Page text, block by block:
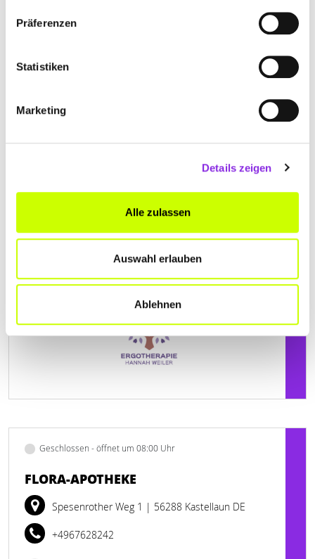
Präferenzen
Statistiken
Marketing
Details zeigen
Alle zulassen
Auswahl erlauben
Ablehnen
ERGOTHERAPIE HANNAH WEILER
+4965038006520
weiler-ergotherapie.de
Geschlossen - öffnet um 08:00 Uhr
FLORA-APOTHEKE
Spesenrother Weg 1 | 56288 Kastellaun DE
+4967628242